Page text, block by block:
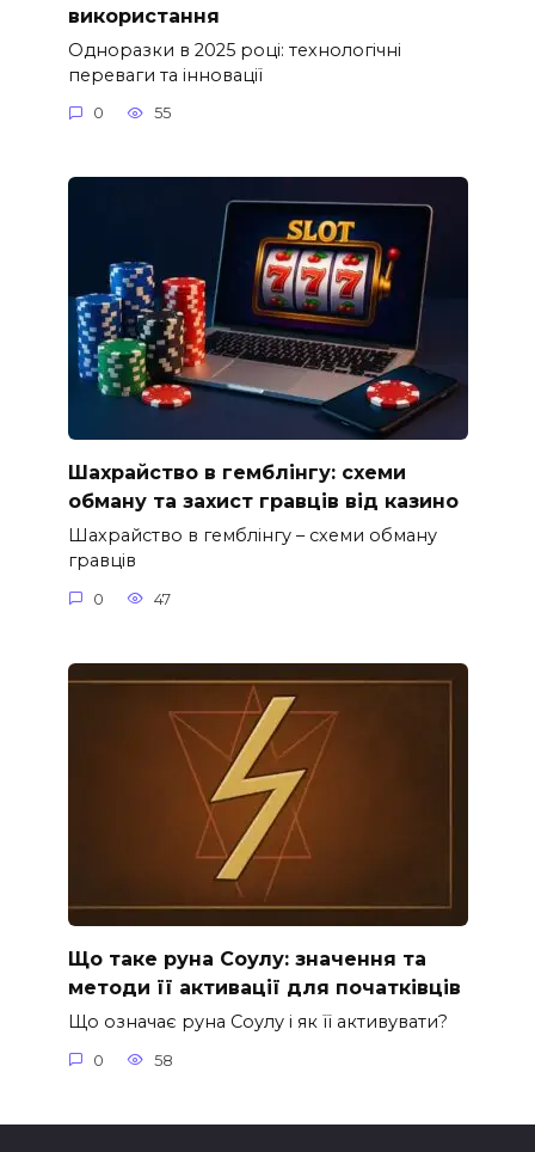
використання
Одноразки в 2025 році: технологічні
переваги та інновації
0 55
Шахрайство в гемблінгу: схеми
обману та захист гравців від казино
Шахрайство в гемблінгу – схеми обману
гравців
0 47
Що таке руна Соулу: значення та
методи її активації для початківців
Що означає руна Соулу і як її активувати?
0 58